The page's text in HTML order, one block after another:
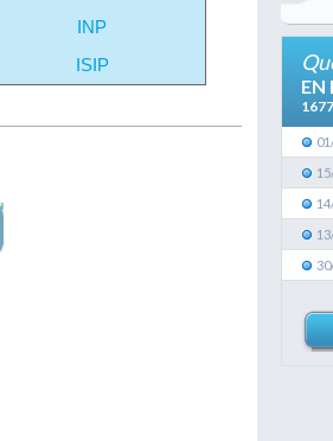
INP
ISIP
EN